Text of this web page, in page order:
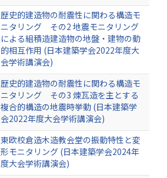
歴史的建造物の耐震性に関わる構造モ
ニタリング その2 地震モニタリング
による組積造建造物の地盤・建物の動
的相互作用 (日本建築学会2022年度大
会学術講演会)
歴史的建造物の耐震性に関わる構造モ
ニタリング その3 煉瓦造を主とする
複合的構造の地震時挙動 (日本建築学
会2022年度大会学術講演会)
東欧校倉造木造教会堂の振動特性と変
形モニタリング (日本建築学会2024年
度大会学術講演会)